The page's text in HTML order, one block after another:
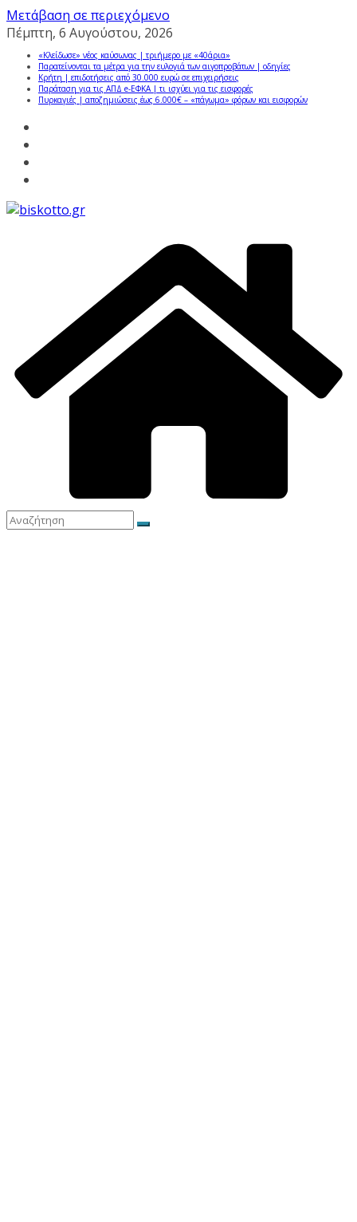
Μετάβαση σε περιεχόμενο
Πέμπτη, 6 Αυγούστου, 2026
«Κλείδωσε» νέος καύσωνας | τριήμερο με «40άρια»
Παρατείνονται τα μέτρα για την ευλογιά των αιγοπροβάτων | οδηγίες
Κρήτη | επιδοτήσεις από 30.000 ευρώ σε επιχειρήσεις
Παράταση για τις ΑΠΔ e-ΕΦΚΑ | τι ισχύει για τις εισφορές
Πυρκαγιές | αποζημιώσεις έως 6.000€ – «πάγωμα» φόρων και εισφορών